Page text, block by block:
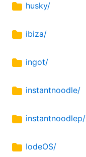
husky/
ibiza/
ingot/
instantnoodle/
instantnoodlep/
IodeOS/